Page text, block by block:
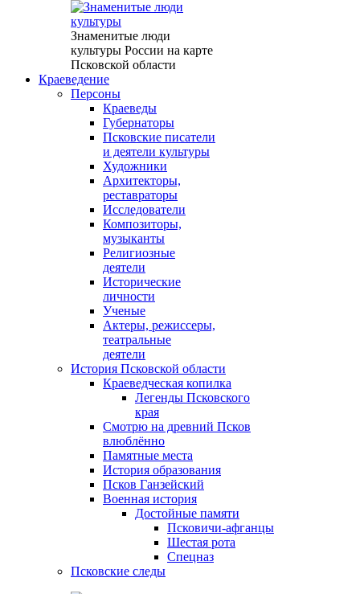
Знаменитые люди
культуры России на карте
Псковской области
Краеведение
Персоны
Краеведы
Губернаторы
Псковские писатели
и деятели культуры
Художники
Архитекторы,
реставраторы
Исследователи
Композиторы,
музыканты
Религиозные
деятели
Исторические
личности
Ученые
Актеры, режиссеры,
театральные
деятели
История Псковской области
Краеведческая копилка
Легенды Псковского
края
Смотрю на древний Псков
влюблённо
Памятные места
История образования
Псков Ганзейский
Военная история
Достойные памяти
Псковичи-афганцы
Шестая рота
Спецназ
Псковские следы